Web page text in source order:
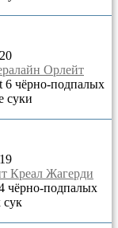
Орлейт
6 чёрно-подпалых
суки
Креал Жагерди
чёрно-подпалых
сук